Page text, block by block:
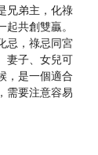
兄弟主，化祿
共創雙贏。
忌，祿忌同宮
妻子、女兒可
，是一個適合
需要注意容易